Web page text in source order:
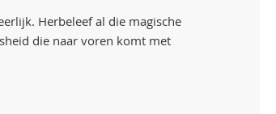
Herbeleef al die magische
die naar voren komt met